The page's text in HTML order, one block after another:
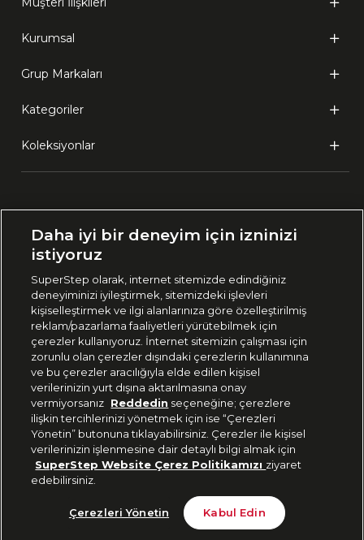
Kurumsal
Grup Markaları
Kategoriler
Koleksiyonlar
🇹🇷 Türkiye
444 37 36
Uygulamadan Takip Edin
Bizi Takip Edin
Daha iyi bir deneyim için izninizi
istiyoruz
SuperStep olarak, internet sitemizde edindiğiniz
deneyiminizi iyileştirmek, sitemizdeki işlevleri
kişiselleştirmek ve ilgi alanlarınıza göre özelleştirilmiş
reklam/pazarlama faaliyetleri yürütebilmek için
çerezler kullanıyoruz. İnternet sitemizin çalışması için
zorunlu olan çerezler dışındaki çerezlerin kullanımına
ve bu çerezler aracılığıyla elde edilen kişisel
verilerinizin yurt dışına aktarılmasına onay
vermiyorsanız Reddedin seçeneğine; çerezlere
ilişkin tercihlerinizi yönetmek için ise “Çerezleri
Yönetin” butonuna tıklayabilirsiniz. Çerezler ile kişisel
verilerinizin işlenmesine dair detaylı bilgi almak için
SuperStep Website Çerez Politikamızı ziyaret
edebilirsiniz.
Çerezleri Yönetin Kabul Edin